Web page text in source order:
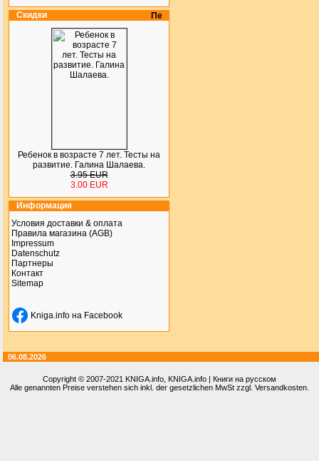
Скидки
Ребенок в возрасте 7 лет. Тесты на
развитие. Галина Шалаева.
3.95 EUR
3.00 EUR
Информация
Условия доставки & оплата
Правила магазина (AGB)
Impressum
Datenschutz
Партнеры
Контакт
Sitemap
Kniga.info на Facebook
06.08.2026
Copyright © 2007-2021 KNIGA.info , KNIGA.info | Книги на русском
Alle genannten Preise verstehen sich inkl. der gesetzlichen MwSt zzgl. Versandkosten.